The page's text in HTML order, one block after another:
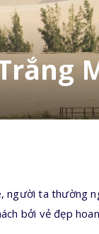
người ta thường
bởi vẻ đẹp